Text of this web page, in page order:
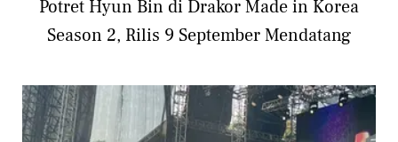
Potret Hyun Bin di Drakor Made in Korea
Season 2, Rilis 9 September Mendatang